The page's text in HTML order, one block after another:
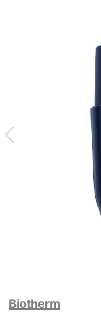
Biotherm